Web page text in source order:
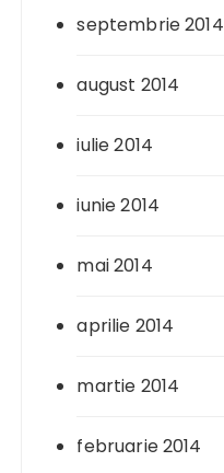
septembrie 2014
august 2014
iulie 2014
iunie 2014
mai 2014
aprilie 2014
martie 2014
februarie 2014